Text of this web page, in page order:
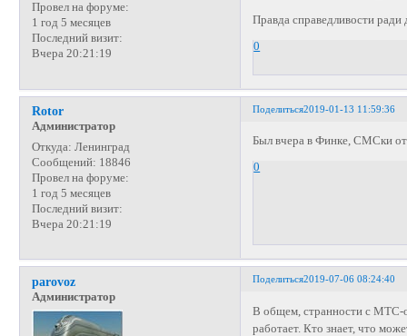
Провел на форуме:
1 год 5 месяцев
Последний визит:
Вчера 20:21:19
Правда справедливости
0
Поделиться2019-01-13 11:59:36
Rotor
Администратор
Откуда: Ленинград
Сообщений: 18846
Провел на форуме:
1 год 5 месяцев
Последний визит:
Вчера 20:21:19
Был вчера в Финке, СМСки
0
Поделиться2019-07-06 08:24:40
parovoz
Администратор
В общем, странности с МТС-
работает. Кто знает, что